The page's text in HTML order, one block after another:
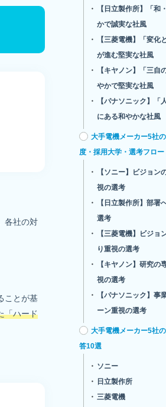
各社の対
ことが基
「ハード
【日立製作所】「和
かで誠実な社風
【三菱電機】「変化
が進む堅実な社風
【キヤノン】「三自
やかで堅実な社風
【パナソニック】「
にある和やかな社風
大手電機メーカー5社
度・採用大学・選考フロー
【ソニー】ビジョン
視の選考
【日立製作所】部署
選考
【三菱電機】ビジョ
り重視の選考
【キヤノン】研究の
視の選考
【パナソニック】事
ーン重視の選考
大手電機メーカー5社
答10選
ソニー
日立製作所
三菱電機